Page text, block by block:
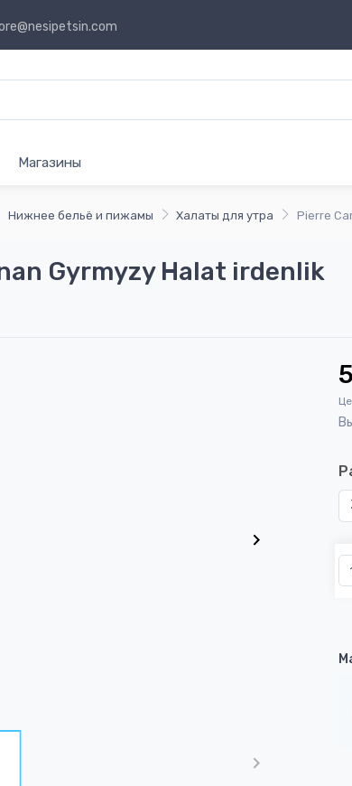
Магазины
Нижнее бельё и пижамы Халаты для утра Pierre
Gyrmyzy Halat irdenlik